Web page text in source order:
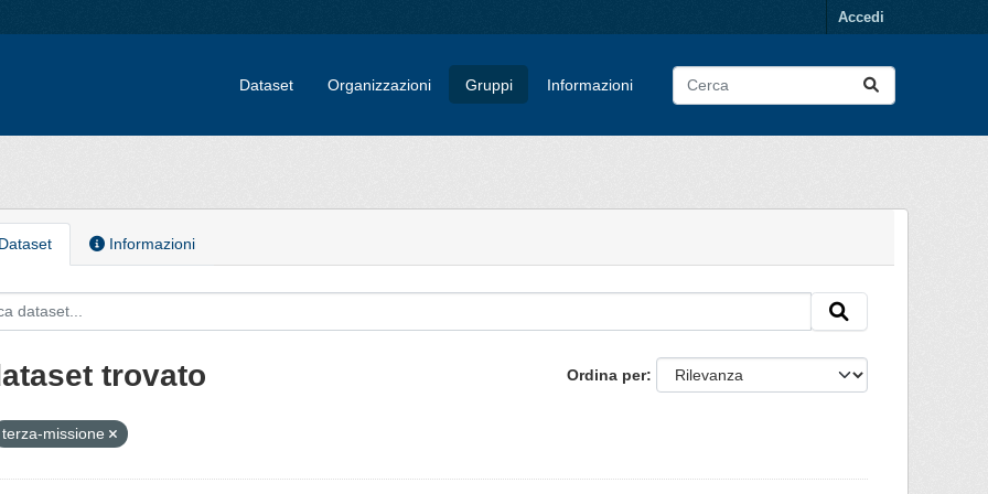
Accedi
Dataset Organizzazioni Gruppi Informazioni
Informazioni
Ordina per
trovato
terza-missione